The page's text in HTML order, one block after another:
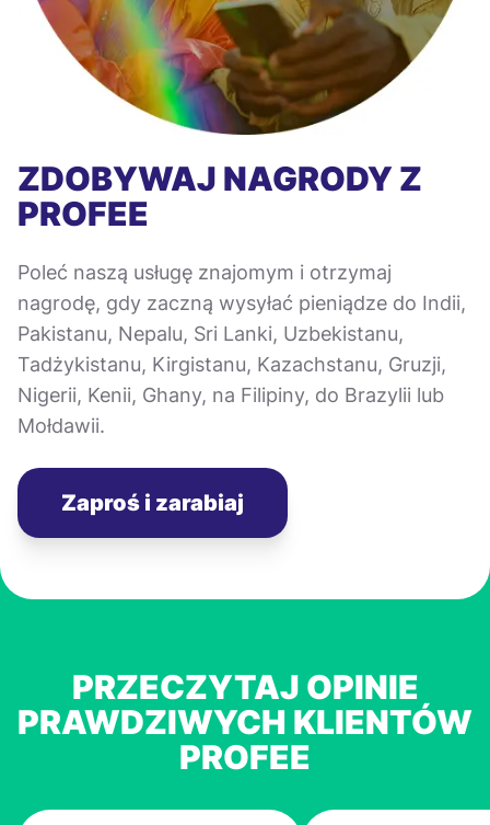
ZDOBYWAJ NAGRODY Z
PROFEE
Poleć naszą usługę znajomym i otrzymaj
nagrodę, gdy zaczną wysyłać pieniądze do Indii,
Pakistanu, Nepalu, Sri Lanki, Uzbekistanu,
Tadżykistanu, Kirgistanu, Kazachstanu, Gruzji,
Nigerii, Kenii, Ghany, na Filipiny, do Brazylii lub
Mołdawii.
Zaproś i zarabiaj
PRZECZYTAJ OPINIE
PRAWDZIWYCH KLIENTÓW
PROFEE